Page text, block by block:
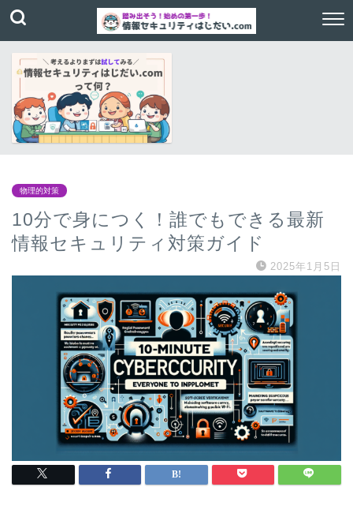
物理的対策
10分で身につく！誰でもできる最新
情報セキュリティ対策ガイド
2025年1月5日